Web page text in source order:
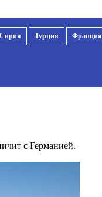
Сирия Турция Франция
с Германией.